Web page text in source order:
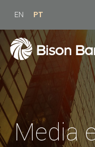
EN PT
Media